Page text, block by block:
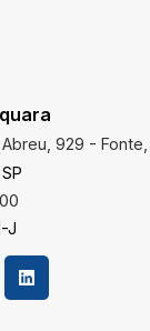
929 - Fonte,
J